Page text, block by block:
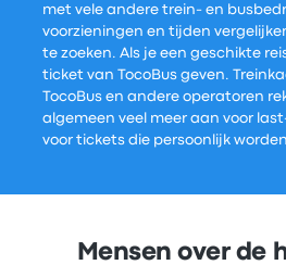
met vele andere trein- en
voorzieningen en tijden
te zoeken. Als je een geschikte
ticket van TocoBus geven.
TocoBus en andere operatoren
algemeen veel meer aan voor
voor tickets die persoonlijk
Mensen over de